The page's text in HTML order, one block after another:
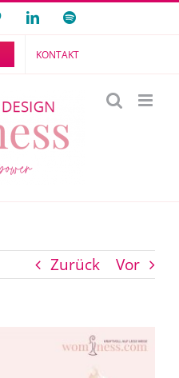
PinterestLinkedInSpotify
KONTAKT
Zurück Vor